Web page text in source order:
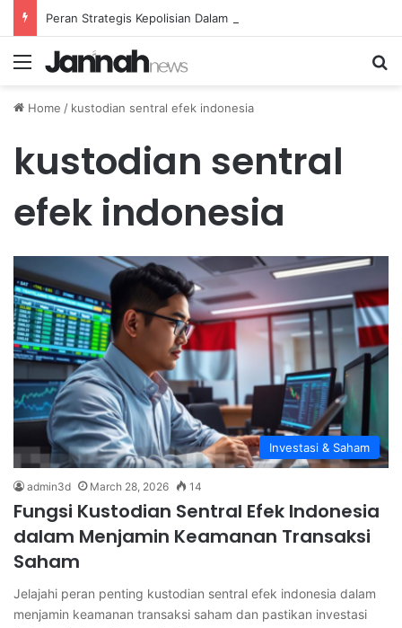
Menu
Home / kustodian sentral efek indonesia
kustodian sentral
efek indonesia
Investasi & Saham
admin3d March 28, 2026 14
Fungsi Kustodian Sentral Efek Indonesia
dalam Menjamin Keamanan Transaksi
Saham
Jelajahi peran penting kustodian sentral efek indonesia dalam
menjamin keamanan transaksi saham dan pastikan investasi